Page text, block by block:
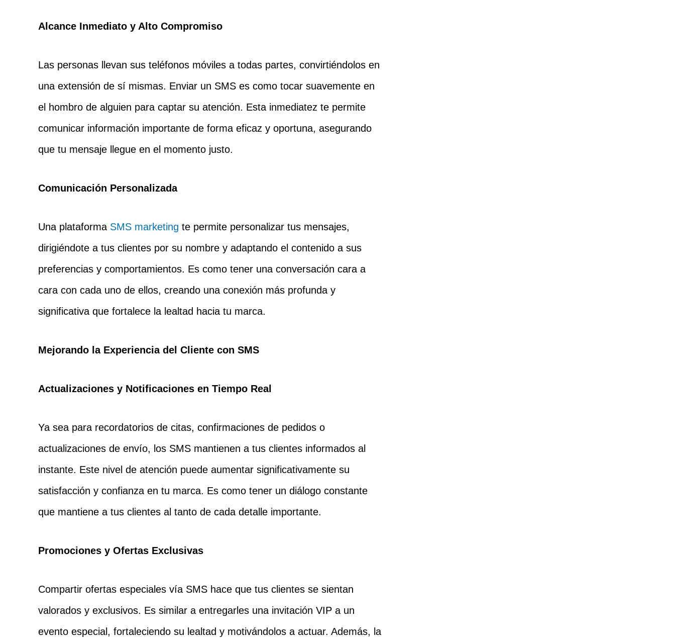
Alcance Inmediato y Alto Compromiso
Las personas llevan sus teléfonos móviles a todas partes, convirtiéndolos en
una extensión de sí mismas. Enviar un SMS es como tocar suavemente en
el hombro de alguien para captar su atención. Esta inmediatez te permite
comunicar información importante de forma eficaz y oportuna, asegurando
que tu mensaje llegue en el momento justo.
Comunicación Personalizada
Una plataforma SMS marketingte permite personalizar tus mensajes,
dirigiéndote a tus clientes por su nombre y adaptando el contenido a sus
preferencias y comportamientos. Es como tener una conversación cara a
cara con cada uno de ellos, creando una conexión más profunda y
significativa que fortalece la lealtad hacia tu marca.
Mejorando la Experiencia del Cliente con SMS
Actualizaciones y Notificaciones en Tiempo Real
Ya sea para recordatorios de citas, confirmaciones de pedidos o
actualizaciones de envío, los SMS mantienen a tus clientes informados al
instante. Este nivel de atención puede aumentar significativamente su
satisfacción y confianza en tu marca. Es como tener un diálogo constante
que mantiene a tus clientes al tanto de cada detalle importante.
Promociones y Ofertas Exclusivas
Compartir ofertas especiales vía SMS hace que tus clientes se sientan
valorados y exclusivos. Es similar a entregarles una invitación VIP a un
evento especial, fortaleciendo su lealtad y motivándolos a actuar. Además, la